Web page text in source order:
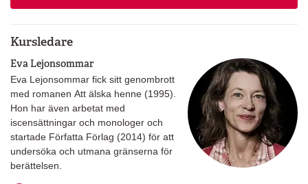
Kursledare
Eva Lejonsommar
Eva Lejonsommar fick sitt genombrott
med romanen Att älska henne (1995).
Hon har även arbetat med
iscensättningar och monologer och
startade Författa Förlag (2014) för att
undersöka och utmana gränserna för
berättelsen.